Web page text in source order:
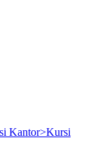
Kantor>Kursi